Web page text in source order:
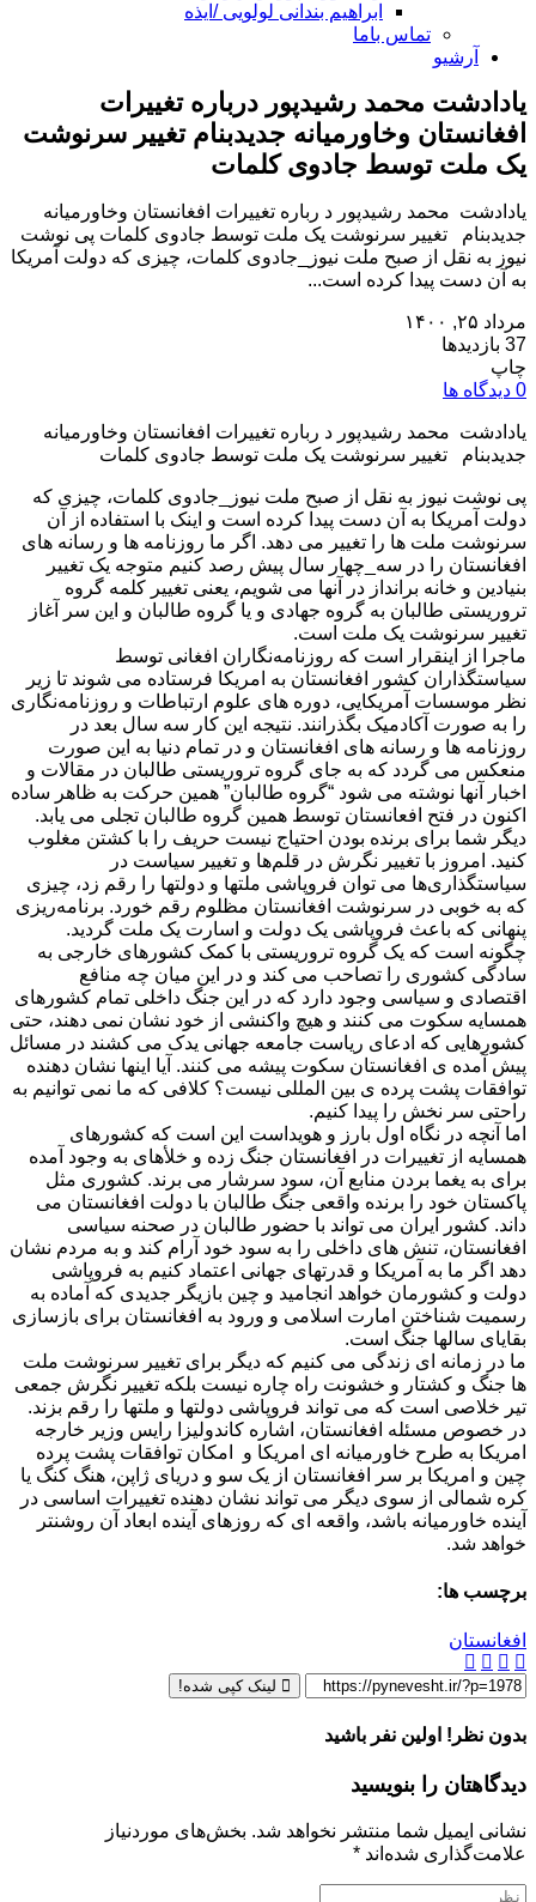
ابراهیم بندانی لولویی /ایذه
تماس باما
آرشیو
یادادشت محمد رشیدپور درباره تغییرات
افغانستان وخاورمیانه جدیدبنام تغییر سرنوشت
یک ملت توسط جادوی کلمات
یادادشت محمد رشیدپور د رباره تغییرات افغانستان وخاورمیانه
جدیدبنام تغییر سرنوشت یک ملت توسط جادوی کلمات پی نوشت
نیوز به نقل از صبح ملت نیوز_جادوی کلمات، چیزی که دولت آمریکا
به آن دست پیدا کرده است...
مرداد ۲۵, ۱۴۰۰
37 بازدیدها
چاپ
0 دیدگاه ها
یادادشت محمد رشیدپور د رباره تغییرات افغانستان وخاورمیانه
جدیدبنام تغییر سرنوشت یک ملت توسط جادوی کلمات
پی نوشت نیوز به نقل از صبح ملت نیوز_جادوی کلمات، چیزی که
دولت آمریکا به آن دست پیدا کرده است و اینک با استفاده از آن
سرنوشت ملت ها را تغییر می دهد. اگر ما روزنامه ها و رسانه های
افغانستان را در سه_چهار سال پیش رصد کنیم متوجه یک تغییر
بنیادین و خانه برانداز در آنها می شویم، یعنی تغییر کلمه گروه
تروریستی طالبان به گروه جهادی و یا گروه طالبان و این سر آغاز
تغییر سرنوشت یک ملت است.
ماجرا از اینقرار است که روزنامه‌نگاران افغانی توسط
سیاستگذاران کشور افغانستان به امریکا فرستاده می شوند تا زیر
نظر موسسات آمریکایی، دوره های علوم ارتباطات و روزنامه‌نگاری
را به صورت آکادمیک بگذرانند. نتیجه این کار سه سال بعد در
روزنامه ها و رسانه های افغانستان و در تمام دنیا به این صورت
منعکس می گردد که به جای گروه تروریستی طالبان در مقالات و
اخبار آنها نوشته می شود “گروه طالبان” همین حرکت به ظاهر ساده
اکنون در فتح افعانستان توسط همین گروه طالبان تجلی می یابد.
دیگر شما برای برنده بودن احتیاج نیست حریف را با کشتن مغلوب
کنید. امروز با تغییر نگرش در قلم‌ها و تغییر سیاست در
سیاستگذاری‌ها می توان فروپاشی ملتها و دولتها را رقم زد، چیزی
که به خوبی در سرنوشت افغانستان مظلوم رقم خورد. برنامه‌ریزی
پنهانی که باعث فروپاشی یک دولت و اسارت یک ملت گردید.
چگونه است که یک گروه تروریستی با کمک کشورهای خارجی به
سادگی کشوری را تصاحب می کند و در این میان چه منافع
اقتصادی و سیاسی وجود دارد که در این جنگ داخلی تمام کشورهای
همسایه سکوت می کنند و هیچ واکنشی از خود نشان نمی دهند، حتی
کشورهایی که ادعای ریاست جامعه جهانی یدک می کشند در مسائل
پیش آمده ی افغانستان سکوت پیشه می کنند. آیا اینها نشان دهنده
توافقات پشت پرده ی بین المللی نیست؟ کلافی که ما نمی توانیم به
راحتی سر نخش را پیدا کنیم.
اما آنچه در نگاه اول بارز و هویداست این است که کشورهای
همسایه از تغییرات در افغانستان جنگ زده و خلأهای به وجود آمده
برای به یغما بردن منابع آن، سود سرشار می برند. کشوری مثل
پاکستان خود را برنده واقعی جنگ طالبان با دولت افغانستان می
داند. کشور ایران می تواند با حضور طالبان در صحنه سیاسی
افغانستان، تنش های داخلی را به سود خود آرام کند و به مردم نشان
دهد اگر ما به آمریکا و قدرتهای جهانی اعتماد کنیم به فروپاشی
دولت و کشورمان خواهد انجامید و چین بازیگر جدیدی که آماده به
رسمیت شناختن امارت اسلامی و ورود به افغانستان برای بازسازی
بقایای سالها جنگ است.
ما در زمانه ای زندگی می کنیم که دیگر برای تغییر سرنوشت ملت
ها جنگ و کشتار و خشونت راه چاره نیست بلکه تغییر نگرش جمعی
تیر خلاصی است که می تواند فروپاشی دولتها و ملتها را رقم بزند.
در خصوص مسئله افغانستان، اشاره کاندولیزا رایس وزیر خارجه
امریکا به طرح خاورمیانه ای امریکا و امکان توافقات پشت پرده
چین و امریکا بر سر افغانستان از یک سو و دریای ژاپن، هنگ کنگ یا
کره شمالی از سوی دیگر می تواند نشان دهنده تغییرات اساسی در
آینده خاورمیانه باشد، واقعه ای که روزهای آینده ابعاد آن روشنتر
خواهد شد.
برچسب ها:
افغانستان
لینک کپی شده!
بدون نظر! اولین نفر باشید
دیدگاهتان را بنویسید
نشانی ایمیل شما منتشر نخواهد شد. بخش‌های موردنیاز
علامت‌گذاری شده‌اند *